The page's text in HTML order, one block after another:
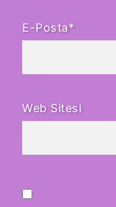
E-Posta*
Web Sitesi